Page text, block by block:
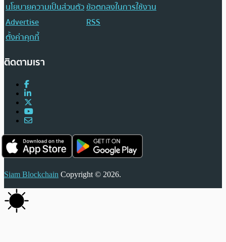
นโยบายความเป็นส่วนตัวข้อตกลงในการใช้งาน
Advertise
RSS
ตั้งค่าคุกกี้
ติดตามเรา
Siam Blockchain Copyright © 2026.